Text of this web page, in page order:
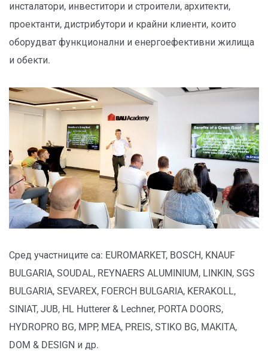
инсталатори, инвеститори и строители, архитекти,
проектанти, дистрибутори и крайни клиенти, които
оборудват функционални и енергоефективни жилища
и обекти.
Сред участниците са: EUROMARKET, BOSCH, KNAUF
BULGARIA, SOUDAL, REYNAERS ALUMINIUM, LINKIN, SGS
BULGARIA, SEVAREX, FOERCH BULGARIA, KERAKOLL,
SINIAT, JUB, HL Hutterer & Lechner, PORTA DOORS,
HYDROPRO BG, MPP, MEA, PREIS, STIKO BG, MAKITA,
DOM & DESIGN и др.